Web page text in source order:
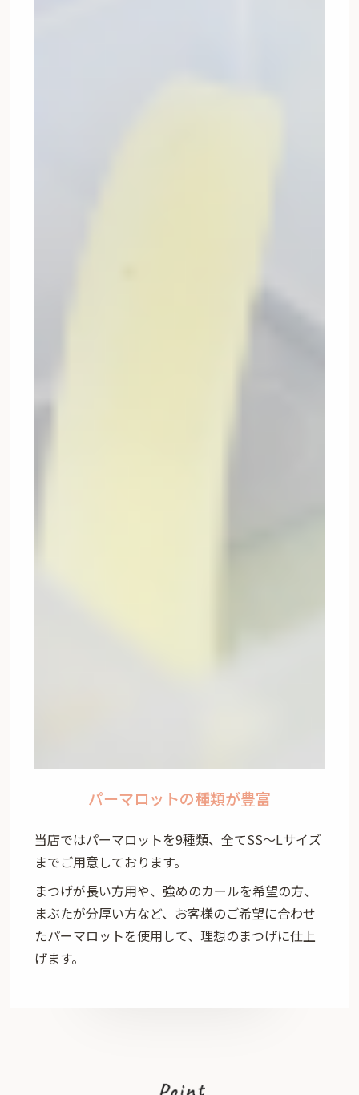
パーマロットの種類が豊富
当店ではパーマロットを9種類、全てSS～Lサイズ
までご用意しております。
まつげが長い方用や、強めのカールを希望の方、
まぶたが分厚い方など、お客様のご希望に合わせ
たパーマロットを使用して、理想のまつげに仕上
げます。